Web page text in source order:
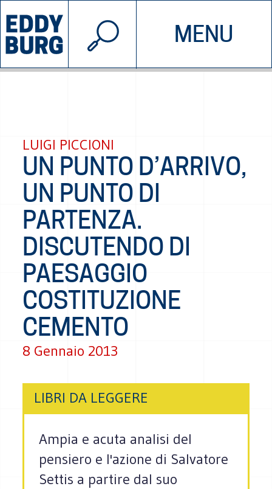
MENU
INIZIATIVE CHI SIAMO
© 2026 EDDYBURG
LUIGI PICCIONI
UN PUNTO D’ARRIVO,
UN PUNTO DI
PARTENZA.
DISCUTENDO DI
PAESAGGIO
COSTITUZIONE
CEMENTO
8 Gennaio 2013
LIBRI DA LEGGERE
Ampia e acuta analisi del
pensiero e l'azione di Salvatore
Settis a partire dal suo